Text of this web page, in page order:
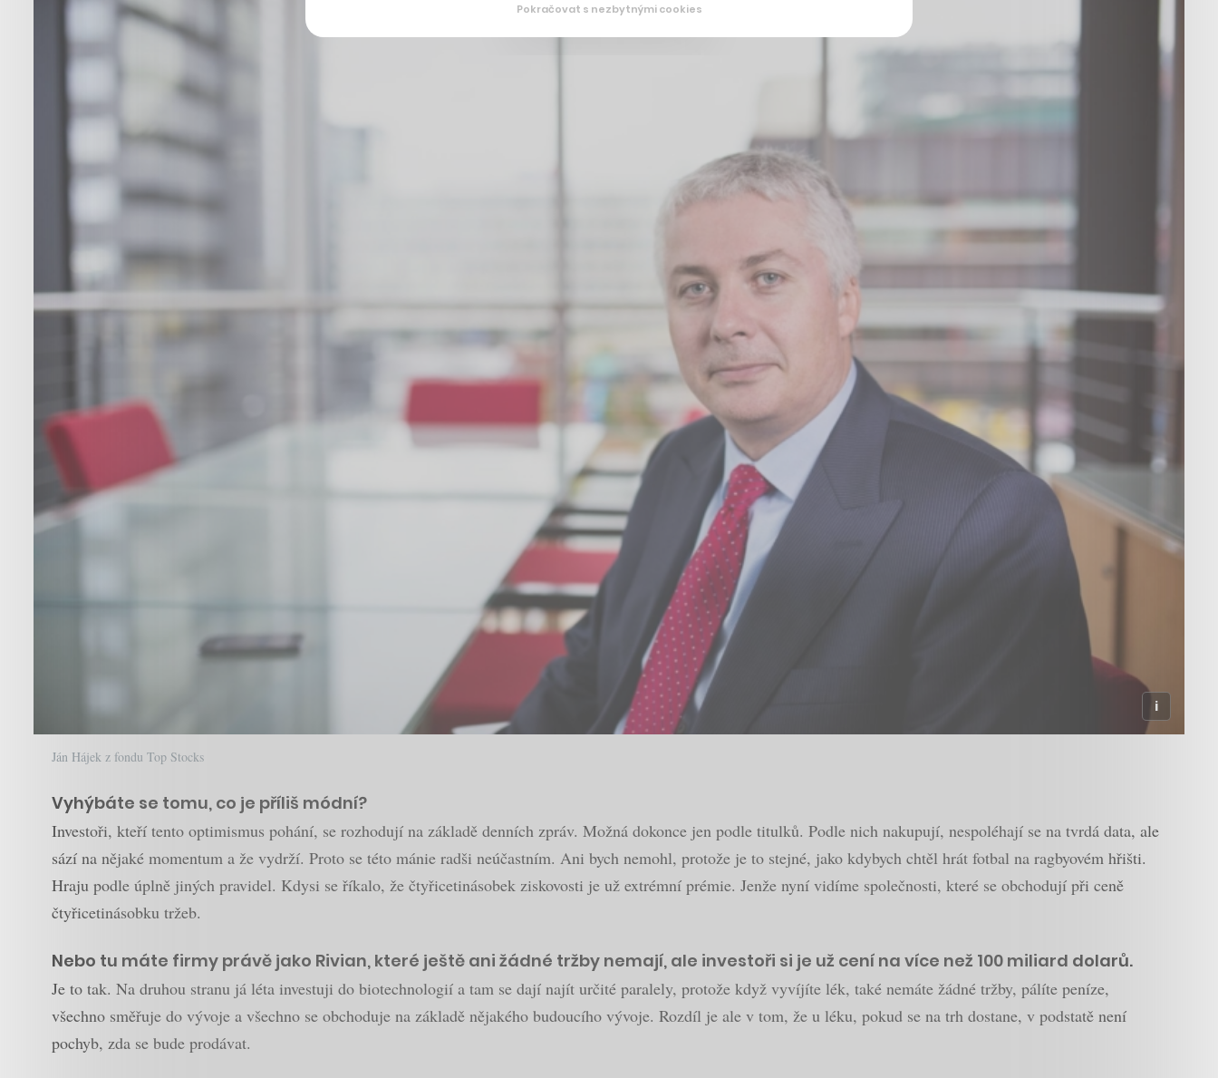
Ján Hájek z fondu Top Stocks
Vyhýbáte se tomu, co je příliš módní?
Investoři, kteří tento optimismus pohání, se rozhodují na základě denních zpráv. Možná dokonce jen podle titulků. Podle nich nakupují, nespoléhají se na tvrdá data, ale
sází na nějaké momentum a že vydrží. Proto se této mánie radši neúčastním. Ani bych nemohl, protože je to stejné, jako kdybych chtěl hrát fotbal na ragbyovém hřišti.
Hraju podle úplně jiných pravidel. Kdysi se říkalo, že čtyřicetinásobek ziskovosti je už extrémní prémie. Jenže nyní vidíme společnosti, které se obchodují při ceně
čtyřicetinásobku tržeb.
Nebo tu máte firmy právě jako Rivian, které ještě ani žádné tržby nemají, ale investoři si je už cení na více než 100 miliard dolarů.
Je to tak. Na druhou stranu já léta investuji do biotechnologií a tam se dají najít určité paralely, protože když vyvíjíte lék, také nemáte žádné tržby, pálíte peníze,
všechno směřuje do vývoje a všechno se obchoduje na základě nějakého budoucího vývoje. Rozdíl je ale v tom, že u léku, pokud se na trh dostane, v podstatě není
pochyb, zda se bude prodávat.
Pokračovat s nezbytnými cookies